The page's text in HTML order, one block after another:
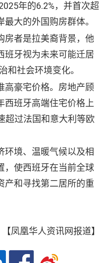
年的6.2%，并首次超
大的外国购房群体。
房者是拉美裔背景，他
班牙视为未来可能迁居
和社会环境变化。
高豪宅价格。房地产顾
西班牙高端住宅价格上
超过法国和意大利等欧
环境、温暖气候以及相
，使西班牙在当前全球
产和寻找第二居所的重
【凤凰华人资讯网报道】